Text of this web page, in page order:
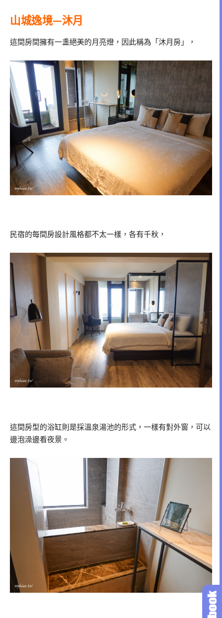
山城逸境—沐月
這間房間擁有一盞絕美的月亮燈，因此稱為「沐月房」，
民宿的每間房設計風格都不太一樣，各有千秋，
這間房型的浴缸則是採溫泉湯池的形式，一樣有對外窗，可以
邊泡澡邊看夜景。